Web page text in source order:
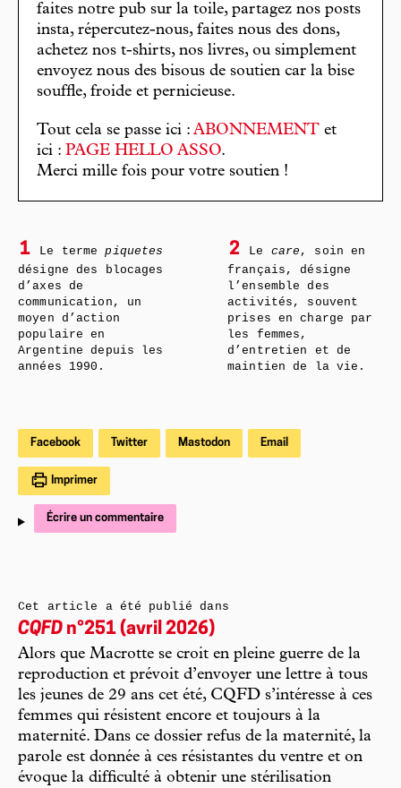
faites notre pub sur la toile, partagez nos posts
insta, répercutez-nous, faites nous des dons,
achetez nos t-shirts, nos livres, ou simplement
envoyez nous des bisous de soutien car la bise
souffle, froide et pernicieuse.
Tout cela se passe ici : ABONNEMENT et
ici : PAGE HELLO ASSO.
Merci mille fois pour votre soutien !
1 Le termepiquetes
désigne des blocages
d’axes de
communication, un
moyen d’action
populaire en
Argentine depuis les
années 1990.
2 Le care , soin en
français, désigne
l’ensemble des
activités, souvent
prises en charge par
les femmes,
d’entretien et de
maintien de la vie.
Facebook Twitter Mastodon Email
Imprimer
Écrire un commentaire
Cet article a été publié dans
CQFD n°251 (avril 2026)
Alors que Macrotte se croit en pleine guerre de la
reproduction et prévoit d’envoyer une lettre à tous
les jeunes de 29 ans cet été, CQFD s’intéresse à ces
femmes qui résistent encore et toujours à la
maternité. Dans ce dossier refus de la maternité, la
parole est donnée à ces résistantes du ventre et on
évoque la difficulté à obtenir une stérilisation